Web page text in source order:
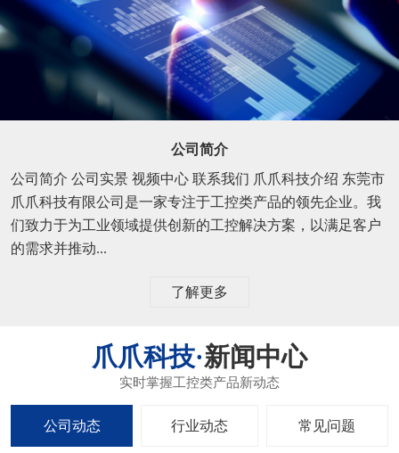
公司简介
公司简介 公司实景 视频中心 联系我们 爪爪科技介绍 东莞市
爪爪科技有限公司是一家专注于工控类产品的领先企业。我
们致力于为工业领域提供创新的工控解决方案，以满足客户
的需求并推动...
了解更多
新闻中心
公司动态 行业动态 常见问题